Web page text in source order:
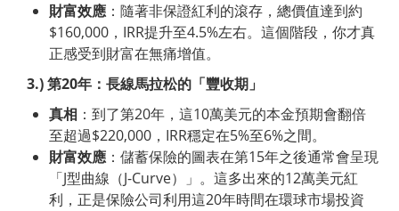
財富效應 ：隨著非保證紅利的滾存，總價值達到約
$160,000，IRR提升至4.5%左右。這個階段，你才真
正感受到財富在無痛增值。
3.)第20年：長線馬拉松的「豐收期」
真相 ：到了第20年，這10萬美元的本金預期會翻倍
至超過$220,000，IRR穩定在5%至6%之間。
財富效應 ：儲蓄保險的圖表在第15年之後通常會呈現
「J型曲線（J-Curve）」。這多出來的12萬美元紅
利，正是保險公司利用這20年時間在環球市場投資